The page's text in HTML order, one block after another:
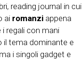
reading journal in cui
ai romanzi appena
regali con mani
il tema dominante e
i singoli gadget e